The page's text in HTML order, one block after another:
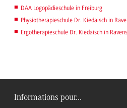
DAA Logopädieschule in Freiburg
Physiotherapieschule Dr. Kiedaisch in
Ergotherapieschule Dr. Kiedaisch in
Informations pour...